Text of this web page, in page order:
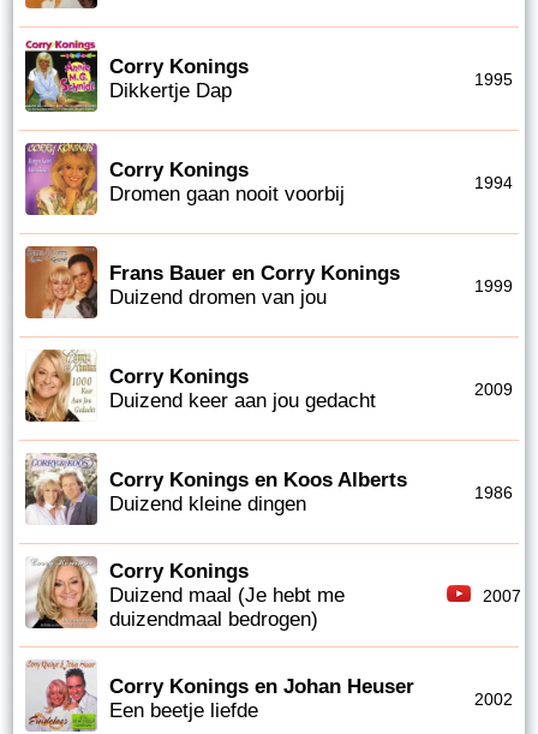
Corry Konings
Dikkertje Dap
1995
Corry Konings
Dromen gaan nooit voorbij
1994
Frans Bauer en Corry Konings
Duizend dromen van jou
1999
Corry Konings
Duizend keer aan jou gedacht
2009
Corry Konings en Koos Alberts
Duizend kleine dingen
1986
Corry Konings
Duizend maal (Je hebt me
duizendmaal bedrogen)
2007
Corry Konings en Johan Heuser
Een beetje liefde
2002